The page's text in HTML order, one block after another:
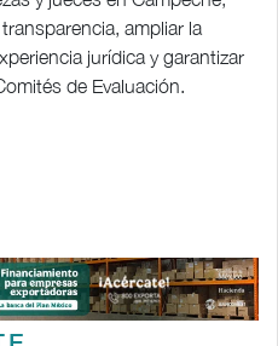
ampliar la
jurídica y garantizar
de Evaluación.